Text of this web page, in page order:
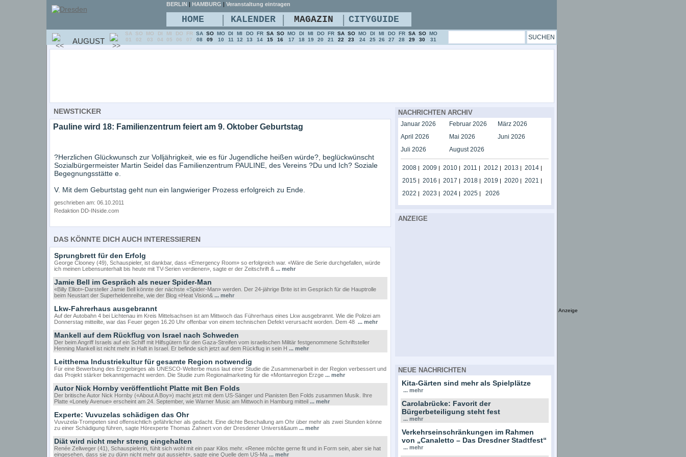
NEWSTICKER
Pauline wird 18: Familienzentrum feiert am 9. Oktober Geburtstag
?Herzlichen Glückwunsch zur Volljährigkeit, wie es für Jugendliche heißen würde?, beglückwünscht
Sozialbürgermeister Martin Seidel das Familienzentrum PAULINE, des Vereins ?Du und Ich? Soziale
Begegnungsstätte e.
V. Mit dem Geburtstag geht nun ein langwieriger Prozess erfolgreich zu Ende.
geschrieben am: 06.10.2011
Redaktion DD-INside.com
DAS KÖNNTE DICH AUCH INTERESSIEREN
Sprungbrett für den Erfolg
George Clooney (49), Schauspieler, ist dankbar, dass «Emergency Room» so erfolgreich war. «Wäre die Serie durchgefallen, würde
ich meinen Lebensunterhalt bis heute mit TV-Serien verdienen», sagte er der Zeitschrift & ... mehr
Jamie Bell im Gespräch als neuer Spider-Man
«Billy Elliot»-Darsteller Jamie Bell könnte der nächste «Spider-Man» werden. Der 24-jährige Brite ist im Gespräch für die Hauptrolle
beim Neustart der Superheldenreihe, wie der Blog «Heat Vision& ... mehr
Lkw-Fahrerhaus ausgebrannt
Auf der Autobahn 4 bei Lichtenau im Kreis Mittelsachsen ist am Mittwoch das Führerhaus eines Lkw ausgebrannt. Wie die Polizei am
Donnerstag mitteilte, war das Feuer gegen 16.20 Uhr offenbar von einem technischen Defekt verursacht worden. Dem 48 ... mehr
Mankell auf dem Rückflug von Israel nach Schweden
Der beim Angriff Israels auf ein Schiff mit Hilfsgütern für den Gaza-Streifen vom israelischen Militär festgenommene Schriftsteller
Henning Mankell ist nicht mehr in Haft in Israel. Er befinde sich jetzt auf dem Rückflug in sein H ... mehr
Leitthema Industriekultur für gesamte Region notwendig
Für eine Bewerbung des Erzgebirges als UNESCO-Welterbe muss laut einer Studie die Zusammenarbeit in der Region verbessert und
das Projekt stärker bekanntgemacht werden. Die Studie zum Regionalmarketing für die «Montanregion Erzge ... mehr
Autor Nick Hornby veröffentlicht Platte mit Ben Folds
Der britische Autor Nick Hornby («About A Boy») macht jetzt mit dem US-Sänger und Pianisten Ben Folds zusammen Musik. Ihre
Platte «Lonely Avenue» erscheint am 24. September, wie Warner Music am Mittwoch in Hamburg mitteil ... mehr
Experte: Vuvuzelas schädigen das Ohr
Vuvuzela-Trompeten sind offensichtlich gefährlicher als gedacht. Eine dichte Beschallung am Ohr über mehr als zwei Stunden könne
zu einer Schädigung führen, sagte Hörexperte Thomas Zahnert von der Dresdener Universit&aum ... mehr
Diät wird nicht mehr streng eingehalten
Renée Zellweger (41), Schauspielerin, fühlt sich wohl mit ein paar Kilos mehr. «Renee möchte gerne fit und in Form sein, aber sie hat
eingesehen, dass sie zu dünn nicht mehr gut aussieht», sagte eine Quelle dem US-Ma ... mehr
NACHRICHTEN ARCHIV
Januar 2026 Februar 2026
März 2026
April 2026
Mai 2026
Juni 2026
Juli 2026
August 2026
2008| 2009 | 2010| 2011 | 2012 | 2013 | 2014|
2015| 2016 | 2017 | 2018| 2019 | 2020| 2021 |
2022 | 2023 | 2024| 2025| 2026
ANZEIGE
NEUE NACHRICHTEN
Kita-Gärten sind mehr als Spielplätze
... mehr
Carolabrücke: Favorit der
Bürgerbeteiligung steht fest
... mehr
Verkehrseinschränkungen im Rahmen
von „Canaletto – Das Dresdner Stadtfest“
... mehr
BERLIN | HAMBURG | Veranstaltung eintragen
HOME | KALENDER | MAGAZIN | CITYGUIDE
AUGUST
SA
01
SO
02
MO
03
DI
04
MI
05
DO
06
FR
07
SA
08
SO
09
MO
10
DI
11
MI
12
DO
13
FR
14
SA
15
SO
16
MO
17
DI
18
MI
19
DO
20
FR
21
SA
22
SO
23
MO
24
DI
25
MI
26
DO
27
FR
28
SA
29
SO
30
MO
31
Anzeige